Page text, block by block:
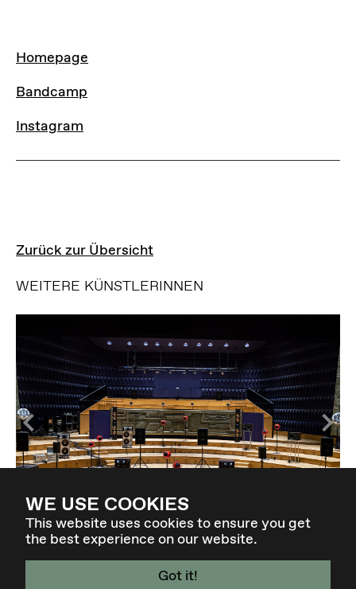
WE USE COOKIES
This website uses cookies to ensure you get
the best experience on our website.
Got it!
LINKS
Homepage
Bandcamp
Instagram
Zurück zur Übersicht
WEITERE KÜNSTLERINNEN
ACOUSMONIUM